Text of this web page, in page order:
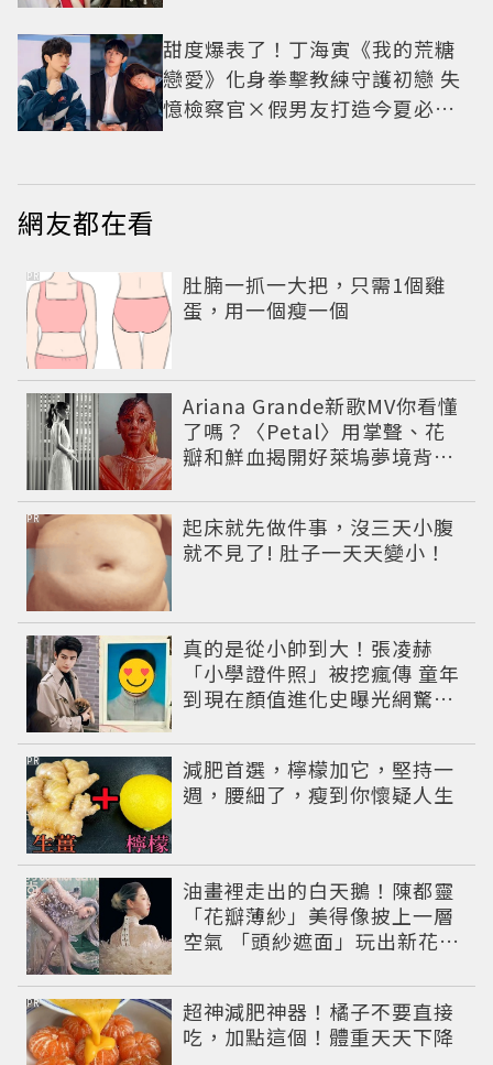
甜度爆表了！丁海寅《我的荒糖
戀愛》化身拳擊教練守護初戀 失
憶檢察官×假男友打造今夏必看
網友都在看
肚腩一抓一大把，只需1個雞
蛋，用一個瘦一個
PR
Ariana Grande新歌MV你看懂
了嗎？〈Petal〉用掌聲、花
瓣和鮮血揭開好萊塢夢境背後
起床就先做件事，沒三天小腹
就不見了! 肚子一天天變小！
PR
真的是從小帥到大！張凌赫
「小學證件照」被挖瘋傳 童年
到現在顏值進化史曝光網驚：
減肥首選，檸檬加它，堅持一
週，腰細了，瘦到你懷疑人生
PR
油畫裡走出的白天鵝！陳都靈
「花瓣薄紗」美得像披上一層
空氣 「頭紗遮面」玩出新花樣
超神減肥神器！橘子不要直接
吃，加點這個！體重天天下降
PR